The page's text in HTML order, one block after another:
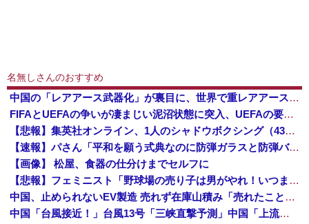
名無しさんのおすすめ
中国の「レアアース武器化」が裏目に、世界で重レアアース供給網の構築が加速－米メディア [8/6]
FIFAとUEFAの争いが凄まじい泥沼状態に突入、UEFAの要求を呑んだFIFAだったがUEFA側は強硬姿勢を崩さず……
【悲報】集英社オンライン、1人のシャドウボクシング（43億注文）によって長期間業務を妨害され続けていた模様・・・
【速報】パさん「平和を願う式典なのに防弾ガラスと防弾バッグSP」安倍元首相の悲劇や石破前首相も同環境だったことは忘れる
【画像】 松屋、食器の仕分けまでセルフに
【悲報】フェミニスト「野球場の売り子は男がやれ！いつまで女性を奴隷扱いする気だ」
中国、止められないEV製造 売れず在庫山積み「売れたこと」にして補助金を騙し取る事案を思いつきが横行
中国「台風接近！」台風13号「三峡直撃予測」中国「上流大洪水！（三峡上流」中国都市「8/5の映像（動画」三峡ダム「緊急放流（決壊危機」中国「下流大水害（震え声」→